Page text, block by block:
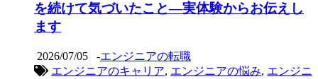
を続けて気づいたこと―実体験からお伝えし
ます
2026/07/05 -エンジニアの転職
エンジニアのキャリア, エンジニアの悩み, エンジニ